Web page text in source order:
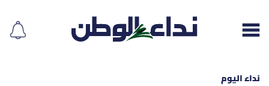
نداء اليوم